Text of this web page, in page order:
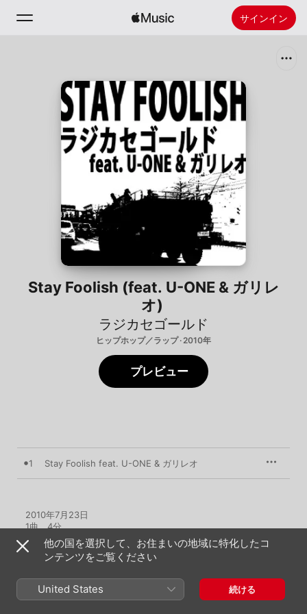
サインイン
ホーム
新着おすすめ
Apple Musicをインストール
Stay Foolish (feat. U-ONE & ガリレ
オ)
ラジカセゴールド
ヒップホップ／ラップ · 2010年
プレビュー
1 Stay Foolish feat. U-ONE & ガリレオ
2010年7月23日
1曲、4分
℗ 2010 Stylish Sound Creation
他の国を選択して、お住まいの地域に特化したコ
ンテンツをご覧ください
United States 続ける